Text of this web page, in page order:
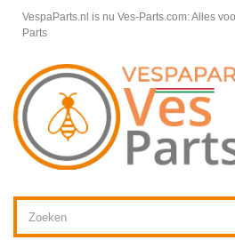
VespaParts.nl is nu Ves-Parts.com: Alles
Parts